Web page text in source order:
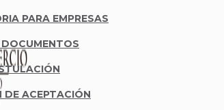
PARA EMPRESAS
DE ACEPTACIÓN